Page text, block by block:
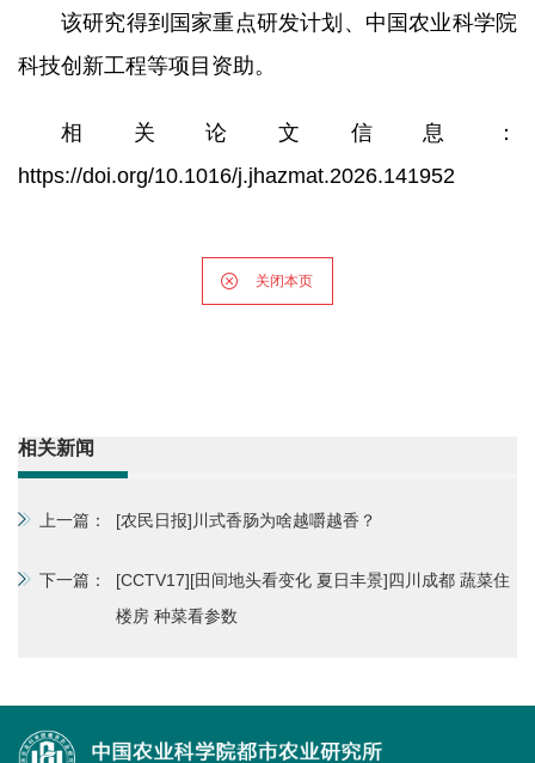
该研究得到国家重点研发计划、中国农业科学院
科技创新工程等项目资助。
相关论文信息：
https://doi.org/10.1016/j.jhazmat.2026.141952
关闭本页
相关新闻
上一篇： [农民日报]川式香肠为啥越嚼越香？
下一篇：
[CCTV17][田间地头看变化 夏日丰景]四川成都 蔬菜住
楼房 种菜看参数